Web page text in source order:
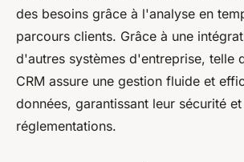
des besoins grâce à l'analyse en
parcours clients. Grâce à une
d'autres systèmes d'entreprise, telle
CRM assure une gestion fluide et
données, garantissant leur sécurité
réglementations.